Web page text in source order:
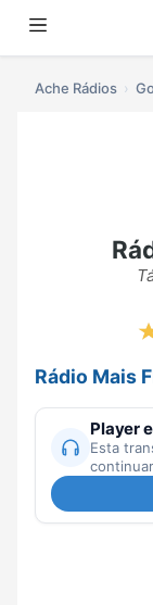
Ache Rádios
Rádio Mais
Player
Esta